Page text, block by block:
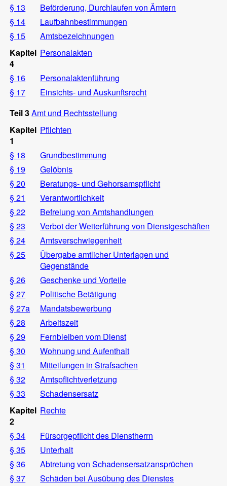
§ 13
Beförderung, Durchlaufen von Ämtern
§ 14
Laufbahnbestimmungen
§ 15
Amtsbezeichnungen
Kapitel
4
Personalakten
§ 16
Personalaktenführung
§ 17
Einsichts- und Auskunftsrecht
Teil 3Amt und Rechtsstellung
Kapitel
1
Pflichten
§ 18
Grundbestimmung
§ 19
Gelöbnis
§ 20
Beratungs- und Gehorsamspflicht
§ 21
Verantwortlichkeit
§ 22
Befreiung von Amtshandlungen
§ 23
Verbot der Weiterführung von Dienstgeschäften
§ 24
Amtsverschwiegenheit
§ 25
Übergabe amtlicher Unterlagen und
Gegenstände
§ 26
Geschenke und Vorteile
§ 27
Politische Betätigung
§ 27a
Mandatsbewerbung
§ 28
Arbeitszeit
§ 29
Fernbleiben vom Dienst
§ 30
Wohnung und Aufenthalt
§ 31
Mitteilungen in Strafsachen
§ 32
Amtspflichtverletzung
§ 33
Schadensersatz
Kapitel
2
Rechte
§ 34
Fürsorgepflicht des Dienstherrn
§ 35
Unterhalt
§ 36
Abtretung von Schadensersatzansprüchen
§ 37
Schäden bei Ausübung des Dienstes